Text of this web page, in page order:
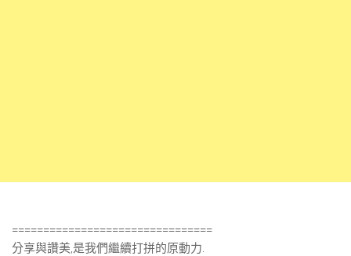
================================
分享與讚美,是我們繼續打拼的原動力.